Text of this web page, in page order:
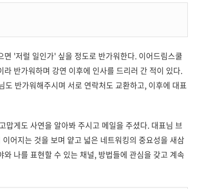
'저럴 일인가' 싶을 정도로 반가워한다. 이어드림스쿨
반가워하며 강연 이후에 인사를 드리러 간 적이 있다.
반가워해주시며 서로 연락처도 교환하고, 이후에 대표
게도 사연을 알아봐 주시고 메일을 주셨다. 대표님 브
어지는 것을 보며 얕고 넓은 네트워킹의 중요성을 새삼
나를 표현할 수 있는 채널, 방법들에 관심을 갖고 계속